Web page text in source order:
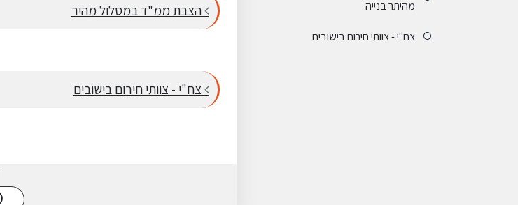
מהיתר בנייה
צח"י - צוותי חירום בישובים
הצבת ממ"ד במסלול מהיר
צח"י - צוותי חירום בישובים